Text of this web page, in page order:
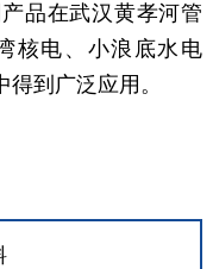
品在武汉黄孝河管
核电、小浪底水电
到广泛应用。